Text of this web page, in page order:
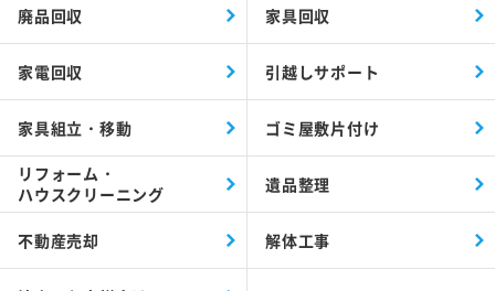
廃品回収 家具回収
家電回収 引越しサポート
家具組立・移動 ゴミ屋敷片付け
リフォーム・
ハウスクリーニング
遺品整理
不動産売却 解体工事